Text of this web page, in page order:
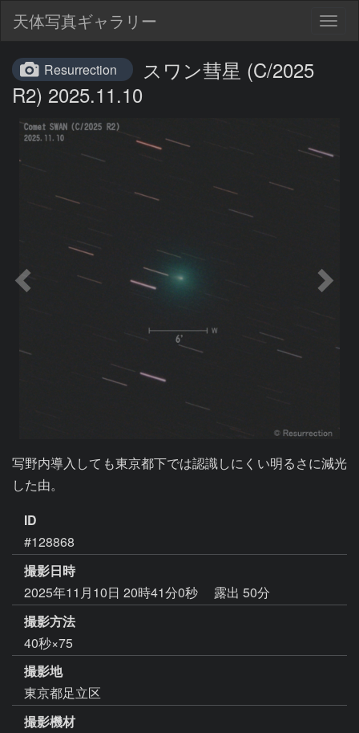
天体写真ギャラリー
Resurrection
スワン彗星 (C/2025
R2) 2025.11.10
写野内導入しても東京都下では認識しにくい明るさに減光
した由。
ID
#128868
撮影日時
2025年11月10日 20時41分0秒
露出 50分
撮影方法
40秒×75
撮影地
東京都足立区
撮影機材